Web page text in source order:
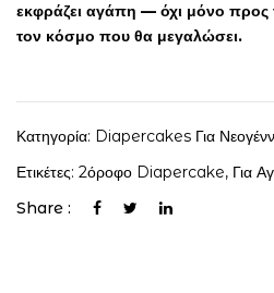
εκφράζει αγάπη — όχι μόνο
τον κόσμο που θα μεγαλώσει.
Κατηγορία: Diapercakes Για
Ετικέτες: 2όροφο Diapercake, Για
Share :